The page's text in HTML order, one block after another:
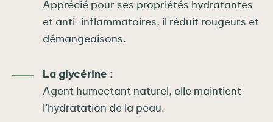
Apprécié pour ses propriétés hydratantes
et anti-inflammatoires, il réduit rougeurs et
démangeaisons.
La glycérine :
Agent humectant naturel, elle maintient
l’hydratation de la peau.